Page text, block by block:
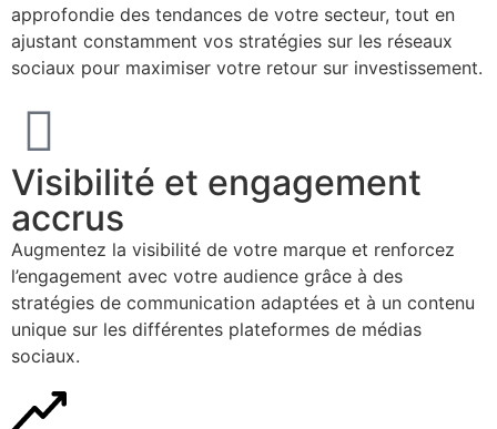
approfondie des tendances de votre secteur, tout en
ajustant constamment vos stratégies sur les réseaux
sociaux pour maximiser votre retour sur investissement.
Visibilité et engagement
accrus
Augmentez la visibilité de votre marque et renforcez
l’engagement avec votre audience grâce à des
stratégies de communication adaptées et à un contenu
unique sur les différentes plateformes de médias
sociaux.